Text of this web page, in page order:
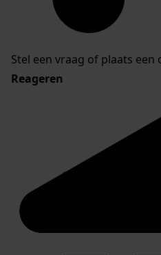
Stel een vraag of plaats
Reageren